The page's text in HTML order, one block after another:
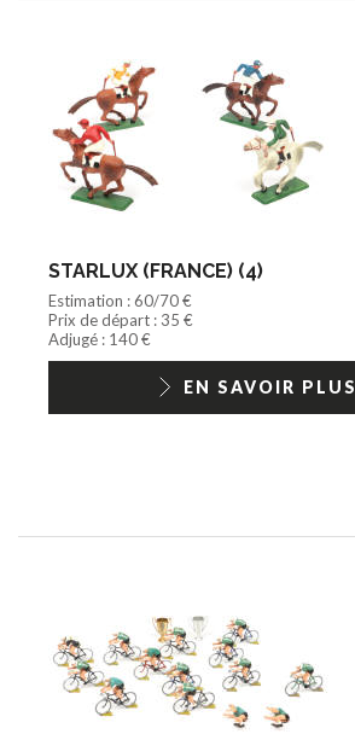
STARLUX (FRANCE) (4)
Estimation : 60/70 €
Prix de départ : 35 €
Adjugé : 140 €
EN SAVOIR PLUS